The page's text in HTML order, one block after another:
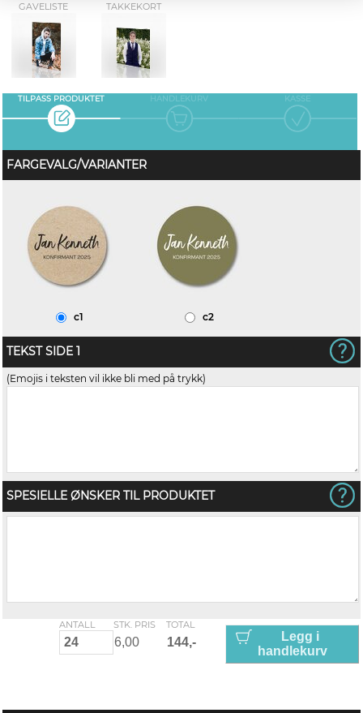
GAVELISTE TAKKEKORT
TILPASS PRODUKTET HANDLEKURV KASSE
FARGEVALG/VARIANTER
c1 c2
TEKST SIDE 1
(Emojis i teksten vil ikke bli med på trykk)
SPESIELLE ØNSKER TIL PRODUKTET
ANTALL STK. PRIS TOTAL
Legg i
handlekurv